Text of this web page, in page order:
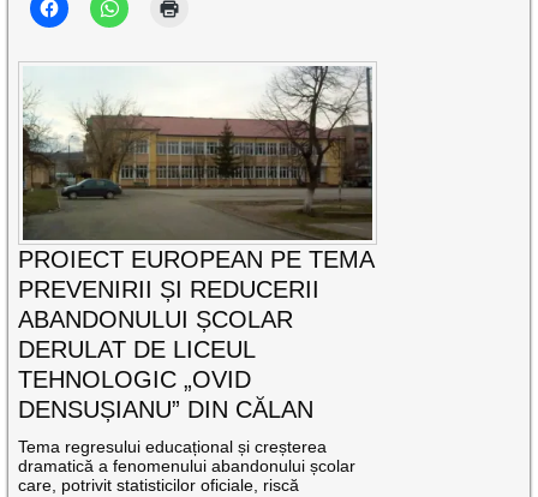
PROIECT EUROPEAN PE TEMA
PREVENIRII ȘI REDUCERII
ABANDONULUI ȘCOLAR
DERULAT DE LICEUL
TEHNOLOGIC „OVID
DENSUȘIANU” DIN CĂLAN
Tema regresului educațional și creșterea
dramatică a fenomenului abandonului școlar
care, potrivit statisticilor oficiale, riscă